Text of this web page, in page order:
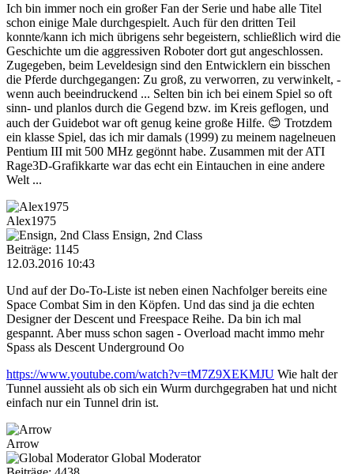
Ich bin immer noch ein großer Fan der Serie und habe alle Titel
schon einige Male durchgespielt. Auch für den dritten Teil
konnte/kann ich mich übrigens sehr begeistern, schließlich wird die
Geschichte um die aggressiven Roboter dort gut angeschlossen.
Zugegeben, beim Leveldesign sind den Entwicklern ein bisschen
die Pferde durchgegangen: Zu groß, zu verworren, zu verwinkelt, -
wenn auch beeindruckend ... Selten bin ich bei einem Spiel so oft
sinn- und planlos durch die Gegend bzw. im Kreis geflogen, und
auch der Guidebot war oft genug keine große Hilfe. 😊 Trotzdem
ein klasse Spiel, das ich mir damals (1999) zu meinem nagelneuen
Pentium III mit 500 MHz gegönnt habe. Zusammen mit der ATI
Rage3D-Grafikkarte war das echt ein Eintauchen in eine andere
Welt ...
Alex1975
Ensign, 2nd Class
Beiträge: 1145
12.03.2016 10:43
Und auf der Do-To-Liste ist neben einen Nachfolger bereits eine
Space Combat Sim in den Köpfen. Und das sind ja die echten
Designer der Descent und Freespace Reihe. Da bin ich mal
gespannt. Aber muss schon sagen - Overload macht immo mehr
Spass als Descent Underground Oo
https://www.youtube.com/watch?v=tM7Z9XEKMJU Wie halt der
Tunnel aussieht als ob sich ein Wurm durchgegraben hat und nicht
einfach nur ein Tunnel drin ist.
Arrow
Global Moderator